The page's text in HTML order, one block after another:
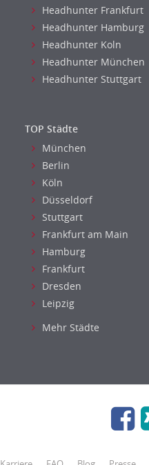
Headhunter Frankfurt
Headhunter Hamburg
Headhunter Koln
Headhunter München
Headhunter Stuttgart
TOP Städte
München
Berlin
Köln
Düsseldorf
Stuttgart
Frankfurt am Main
Hamburg
Frankfurt
Dresden
Leipzig
Mehr Städte